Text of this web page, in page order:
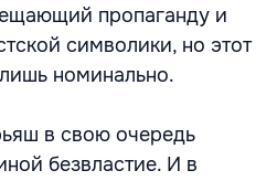
пропаганду и
символики, но этот
номинально.
в свою очередь
безвластие. И в